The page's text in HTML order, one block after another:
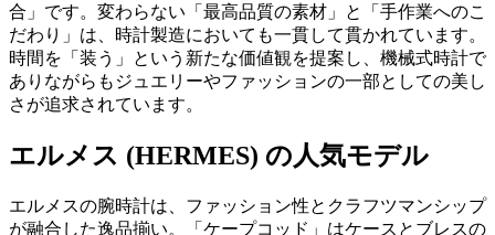
合」です。変わらない「最高品質の素材」と「手作業へのこ
だわり」は、時計製造においても一貫して貫かれています。
時間を「装う」という新たな価値観を提案し、機械式時計で
ありながらもジュエリーやファッションの一部としての美し
さが追求されています。
エルメス (HERMES) の人気モデル
エルメスの腕時計は、ファッション性とクラフツマンシップ
が融合した逸品揃い。「ケープコッド」はケースとブレスの